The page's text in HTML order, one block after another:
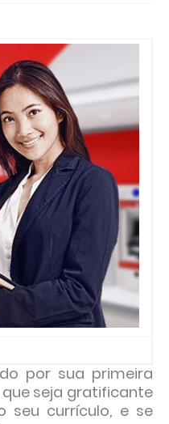
por sua primeira
seja gratificante
seu currículo, e se